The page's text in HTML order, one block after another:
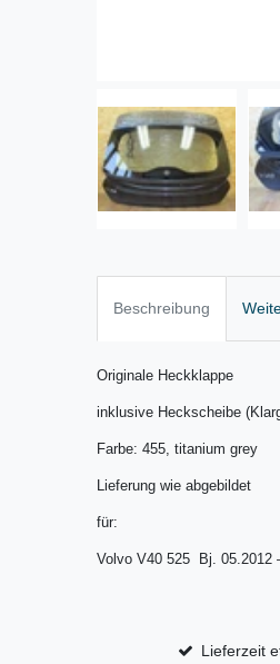
Beschreibung
Originale Heckklappe
inklusive Heckscheibe
Farbe: 455, titanium grey
Lieferung wie abgebildet
für:
Volvo V40 525 Bj. 05.2012
Lieferzeit